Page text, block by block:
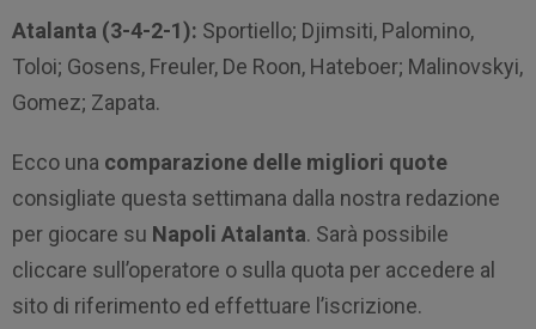
Atalanta (3-4-2-1): Sportiello; Djimsiti, Palomino,
Toloi; Gosens, Freuler, De Roon, Hateboer; Malinovskyi,
Gomez; Zapata.
Ecco una comparazione delle migliori quote
consigliate questa settimana dalla nostra redazione
per giocare su Napoli Atalanta. Sarà possibile
cliccare sull’operatore o sulla quota per accedere al
sito di riferimento ed effettuare l’iscrizione.